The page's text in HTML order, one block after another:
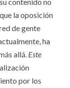
la oposición
de gente
ha
allá. Este
por los